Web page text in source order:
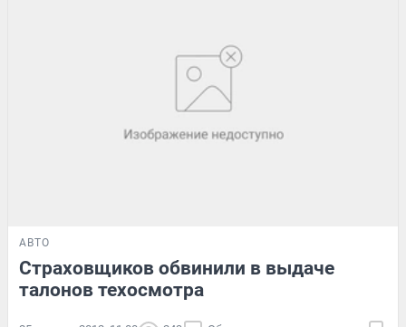
АВТО
Страховщиков обвинили в выдаче
талонов техосмотра